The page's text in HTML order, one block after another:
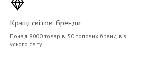
Кращі світові бренди
Понад 8000 товарів. 50 топових брендів з
усього світу